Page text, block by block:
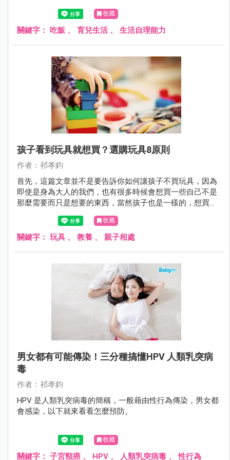
收藏
關鍵字： 吃飯 、 育兒生活、 生活自理能力
孩子看到玩具就想買？選購玩具8原則
作者：祁孝鈞
首先，這篇文章並不是要告訴你如何讓孩子不買玩具，因為
即使是身為大人的我們，也有很多時候會想買一些自己不是
那麼需要而只是想要的東西，當然孩子也是一樣的，想買自
己喜歡的東西是很合情合理的，所以這篇文章的重點，在於
如何同理孩子，以及引導孩子選擇自己喜歡且適合自己的玩
具。
收藏
關鍵字： 玩具 、 教養 、 親子相處
男女都有可能傳染！三分種搞懂HPV 人類乳突病
毒
作者：祁孝鈞
HPV 是人類乳突病毒的簡稱，一般藉由性行為傳染，男女都
會感染，以下就來看看怎麼預防。
收藏
關鍵字： 子宮頸癌 、 HPV 、 人類乳突病毒 、性行為